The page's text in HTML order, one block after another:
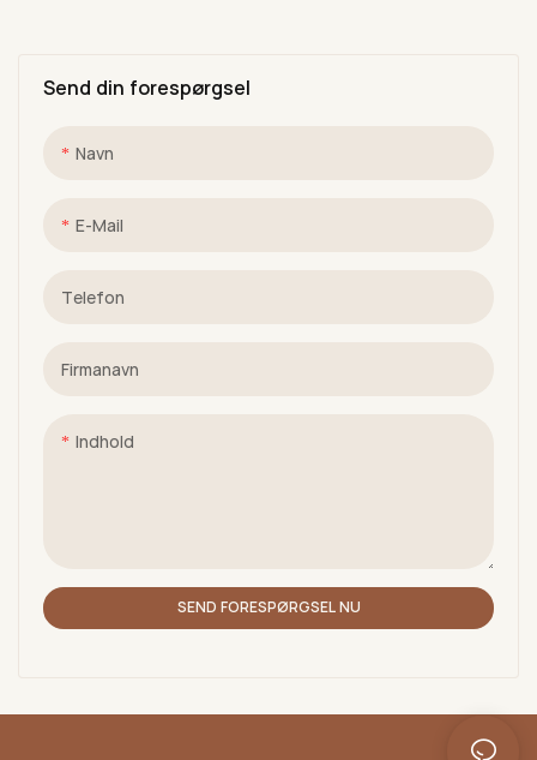
Send din forespørgsel
Navn
E-Mail
Telefon
Firmanavn
Indhold
SEND FORESPØRGSEL NU